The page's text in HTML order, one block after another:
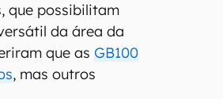
que possibilitam
da área da
que asGB100
, mas outros